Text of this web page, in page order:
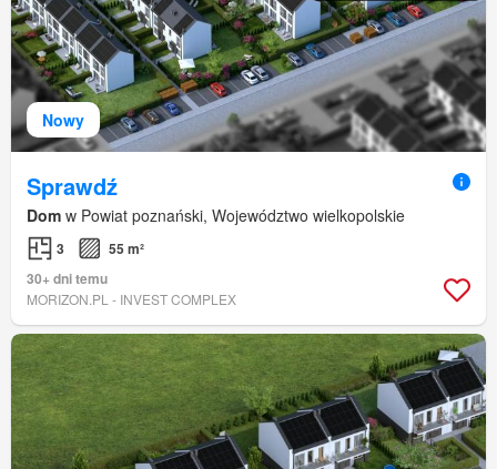
Nowy
Sprawdź
Dom w Powiat poznański, Województwo wielkopolskie
3
55 m²
30+ dni temu
MORIZON.PL - INVEST COMPLEX